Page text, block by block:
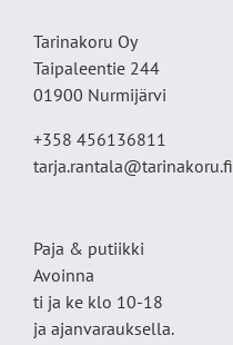
Tarinakoru Oy
Taipaleentie 244
01900 Nurmijärvi
+358 456136811
tarja.rantala@tarinakoru.fi
Paja & putiikki
Avoinna
ti ja ke klo 10-18
ja ajanvarauksella.